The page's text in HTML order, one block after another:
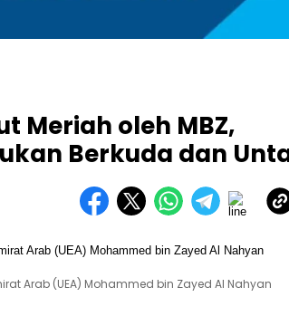
Meriah oleh MBZ,
Berkuda dan
Arab (UEA) Mohammed bin Zayed Al Nahyan